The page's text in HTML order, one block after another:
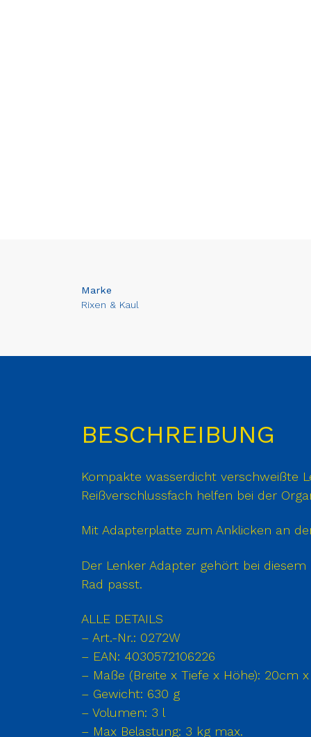
Marke
Rixen & Kaul
BESCHREIBUNG
Kompakte wasserdicht verschweißte
Reißverschlussfach helfen bei der
Mit Adapterplatte zum Anklicken an
Der Lenker Adapter gehört bei
Rad passt.
ALLE DETAILS
– Art.-Nr.: 0272W
– EAN: 4030572106226
– Maße (Breite x Tiefe x Höhe): 20cm
– Gewicht: 630 g
– Volumen: 3 l
– Max Belastung: 3 kg max.